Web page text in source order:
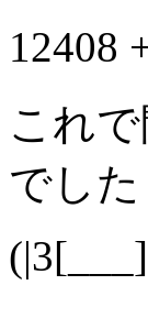
12408
これ
でした
(|3[___]